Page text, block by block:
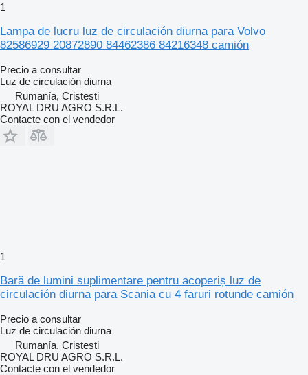
1
Lampa de lucru luz de circulación diurna para Volvo
82586929 20872890 84462386 84216348 camión
Precio a consultar
Luz de circulación diurna
Rumanía, Cristesti
ROYAL DRU AGRO S.R.L.
Contacte con el vendedor
1
Bară de lumini suplimentare pentru acoperiș luz de
circulación diurna para Scania cu 4 faruri rotunde camión
Precio a consultar
Luz de circulación diurna
Rumanía, Cristesti
ROYAL DRU AGRO S.R.L.
Contacte con el vendedor